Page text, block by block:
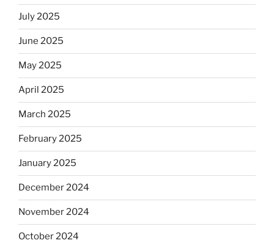
July 2025
June 2025
May 2025
April 2025
March 2025
February 2025
January 2025
December 2024
November 2024
October 2024